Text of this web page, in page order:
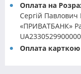
Оплата на
Сергій
«ПРИВАТБАНК»
Оплата карткою